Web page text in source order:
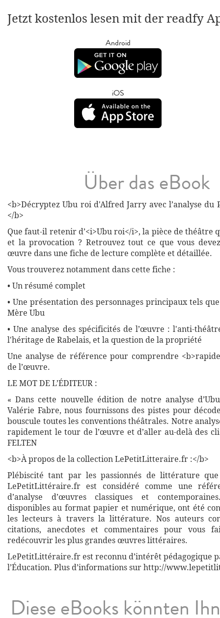
Jetzt kostenlos lesen mit der readfy
Android
iOS
Über das eBook
<b>Décryptez Ubu roi d'Alfred Jarry avec l’analyse
</b>
Que faut-il retenir d’<i>Ubu roi</i>, la pièce de théâtre
et la provocation ? Retrouvez tout ce que vous
œuvre dans une fiche de lecture complète et détaillée.
Vous trouverez notamment dans cette fiche :
• Un résumé complet
• Une présentation des personnages principaux tels
Mère Ubu
• Une analyse des spécificités de l’œuvre : l'anti-
l'héritage de Rabelais, et la question de la propriété
Une analyse de référence pour comprendre
de l’œuvre.
LE MOT DE L’ÉDITEUR :
« Dans cette nouvelle édition de notre analyse
Valérie Fabre, nous fournissons des pistes pour
bouscule toutes les conventions théâtrales. Notre
rapidement le tour de l’œuvre et d’aller au-delà des
FELTEN
<b>À propos de la collection LePetitLitteraire.fr :</b>
Plébiscité tant par les passionnés de littérature
LePetitLittéraire.fr est considéré comme une
d’analyse d’œuvres classiques et
disponibles au format papier et numérique, ont été
les lecteurs à travers la littérature. Nos auteurs
citations, anecdotes et commentaires pour vous
redécouvrir les plus grandes œuvres littéraires.
LePetitLittéraire.fr est reconnu d’intérêt pédagogique
l’Éducation. Plus d’informations sur http://
Diese eBooks könnten